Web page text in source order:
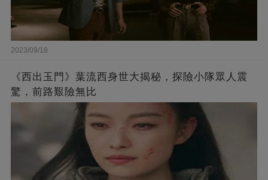
2023/09/18
《西出玉門》葉流西身世大揭秘，探險小隊眾人震
驚，前路艱險無比